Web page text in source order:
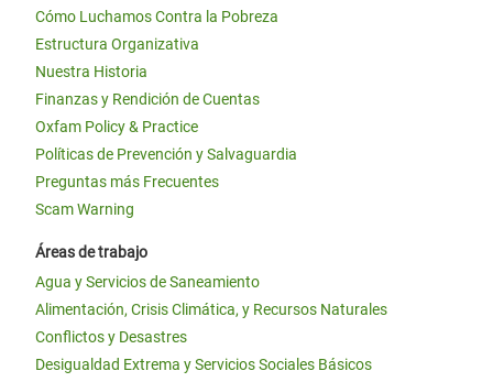
Cómo Luchamos Contra la Pobreza
Estructura Organizativa
Nuestra Historia
Finanzas y Rendición de Cuentas
Oxfam Policy & Practice
Políticas de Prevención y Salvaguardia
Preguntas más Frecuentes
Scam Warning
Áreas de trabajo
Agua y Servicios de Saneamiento
Alimentación, Crisis Climática, y Recursos Naturales
Conflictos y Desastres
Desigualdad Extrema y Servicios Sociales Básicos